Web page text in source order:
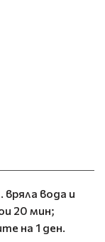
вода и
20 мин;
на 1 ден.